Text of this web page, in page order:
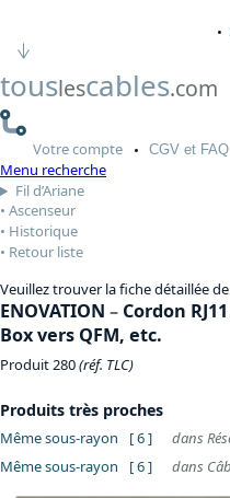
touslescables.com
Votrecompte CGV et FAQ
Menu recherche
Fil d’Ariane
Ascenseur
Historique
Retour liste
Veuillez trouver la fiche détaillée
ENOVATION – Cordon
Box vers QFM, etc.
Produit 280(réf. TLC)
Produits très proches
Même sous-rayon [ 6 ]
dans
Même sous-rayon
[ 6 ] dans